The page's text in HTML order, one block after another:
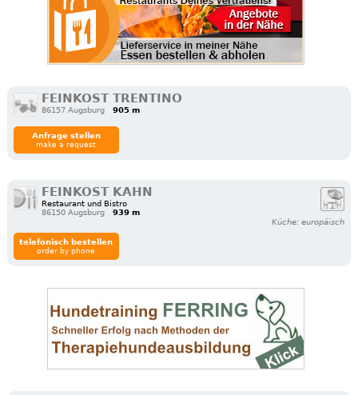
FEINKOST TRENTINO
86157 Augsburg 905 m
Anfrage stellen
make a request
FEINKOST KAHN
Restaurant und Bistro
86150 Augsburg
939 m
Küche: europäisch
telefonisch bestellen
order by phone